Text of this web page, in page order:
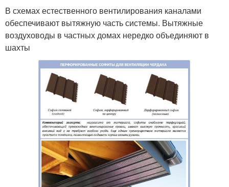
В схемах естественного вентилирования каналами
обеспечивают вытяжную часть системы. Вытяжные
воздуховоды в частных домах нередко объединяют в
шахты